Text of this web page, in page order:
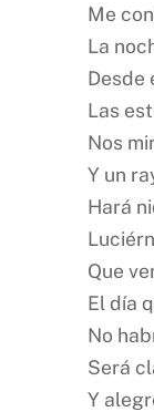
Me
La
Desde
Las
Nos
Y un
Hará
Que
El día
No
Será
Y